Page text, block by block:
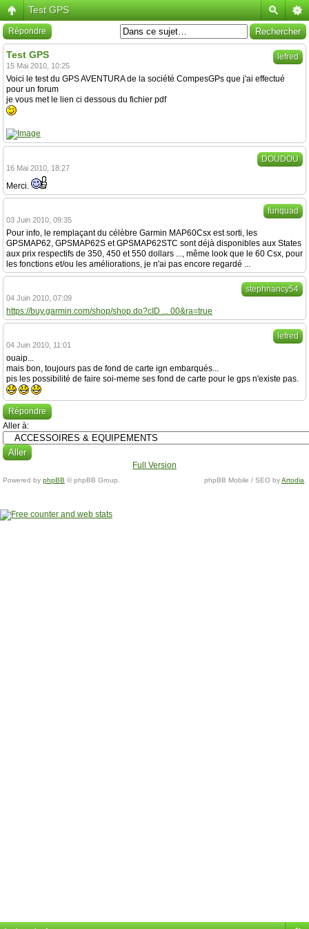
Test GPS
Répondre
lefred
Test GPS
15 Mai 2010, 10:25
Voici le test du GPS AVENTURA de la société CompesGPs que j'ai effectué
pour un forum
je vous met le lien ci dessous du fichier pdf
DOUDOU
16 Mai 2010, 18:27
Merci.
funquad
03 Juin 2010, 09:35
Pour info, le remplaçant du célèbre Garmin MAP60Csx est sorti, les
GPSMAP62, GPSMAP62S et GPSMAP62STC sont déjà disponibles aux States
aux prix respectifs de 350, 450 et 550 dollars ..., même look que le 60 Csx, pour
les fonctions et/ou les améliorations, je n'ai pas encore regardé ...
stephnancy54
04 Juin 2010, 07:09
https://buy.garmin.com/shop/shop.do?cID ... 00&ra=true
lefred
04 Juin 2010, 11:01
ouaip...
mais bon, toujours pas de fond de carte ign embarqués...
pis les possibilité de faire soi-meme ses fond de carte pour le gps n'existe pas.
Répondre
Aller à:
Full Version
Powered by phpBB © phpBB Group. phpBB Mobile / SEO byArtodia